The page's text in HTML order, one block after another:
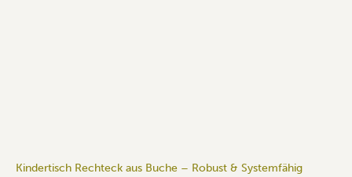
Kindertisch Rechteck aus Buche – Robust & Systemfähig